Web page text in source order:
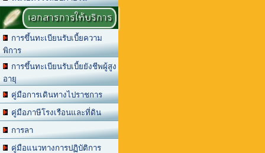
เอกสารการให้บริการ
การขึ้นทะเบียนรับเบี้ยความ
พิการ
การขึ้นทะเบียนรับเบี้ยยังชีพผู้สูง
อายุ
คู่มือการเดินทางไปราชการ
คู่มือภาษีโรงเรือนและที่ดิน
การลา
คู่มือแนวทางการปฏิบัติการ